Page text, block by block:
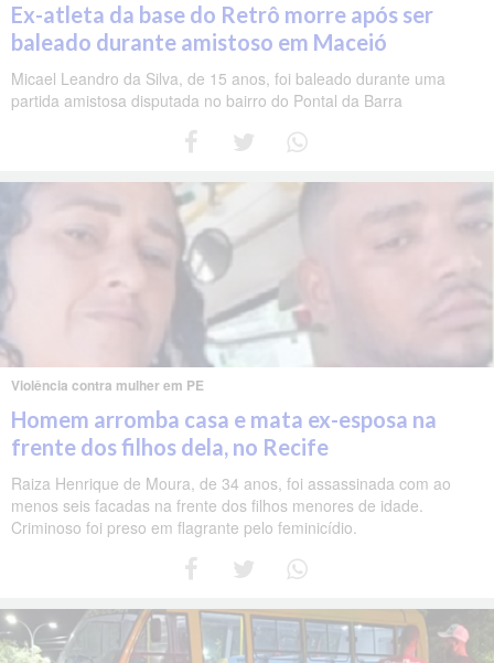
Ex-atleta da base do Retrô morre após ser
baleado durante amistoso em Maceió
Micael Leandro da Silva, de 15 anos, foi baleado durante uma
partida amistosa disputada no bairro do Pontal da Barra
Violência contra mulher em PE
Homem arromba casa e mata ex-esposa na
frente dos filhos dela, no Recife
Raiza Henrique de Moura, de 34 anos, foi assassinada com ao
menos seis facadas na frente dos filhos menores de idade.
Criminoso foi preso em flagrante pelo feminicídio.